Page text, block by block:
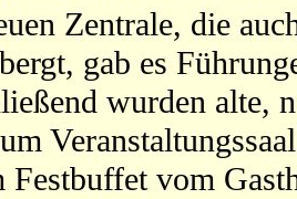
Zentrale, die
gab es
wurden
Festbuffet vom